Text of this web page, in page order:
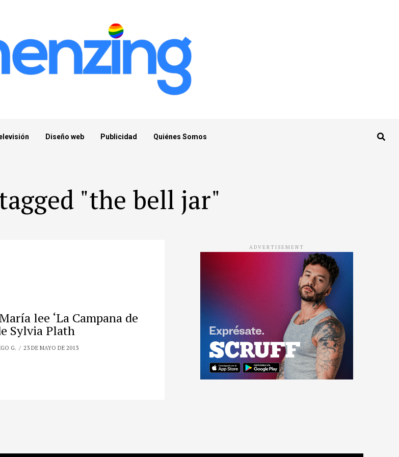
Diseño web Publicidad Quiénes Somos
"the bell jar"
lee ‘La Campana de
Sylvia Plath
G. 23 DE MAYO DE 2013
ADVERTISEMENT